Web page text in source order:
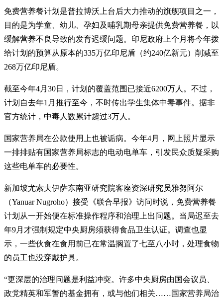
免费营养餐计划是普拉博沃上台后大力推动的旗舰项目之一，
目的是为学童、幼儿、孕妇及哺乳期母亲提供免费营养餐，以
缓解营养不良导致的发育迟缓问题。印尼政府上个月将今年拨
给计划的预算从原本的335万亿印尼盾（约240亿新元）削减至
268万亿印尼盾。
截至今年4月30日，计划的覆盖范围已接近6200万人。不过，
计划自去年1月推行至今，不时传出学生集体中毒事件。据非
官方统计，中毒人数累计超过3万人。
国家营养局在公款使用上也被诟病。今年4月，网上照片显示
一排排贴有国家营养局标志的电动电单车，引发民众质疑采购
这些电单车的必要性。
新加坡尤索夫伊萨东南亚研究院客座资深研究员雅努阿尔
（Yanuar Nugroho）接受《联合早报》访问时说，免费营养餐
计划从一开始便在标准操作程序和治理上出问题。当局迟至去
年9月才强制规定中央厨房须获得食品卫生认证。调查也显
示，一些伙食在食用前已在常温搁置了七至八小时，处理食物
的员工也没穿戴护具。
“更深层的治理问题是利益冲突。许多中央厨房由国会议员、
政党精英和军警的基金拥有，或与他们相关……国家营养局治